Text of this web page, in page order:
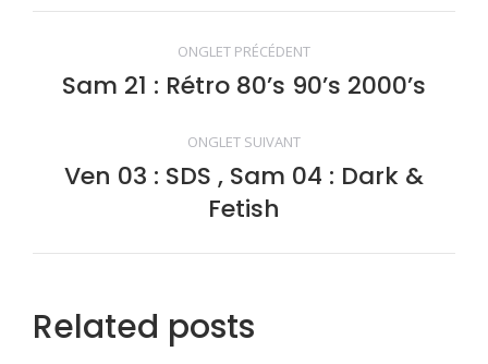
Navigation
de
commentaire
ONGLET PRÉCÉDENT
Onglet
Sam 21 : Rétro 80’s 90’s 2000’s
ONGLET SUIVANT
Onglet
suivant
Ven 03 : SDS , Sam 04 : Dark &
Fetish
Related posts